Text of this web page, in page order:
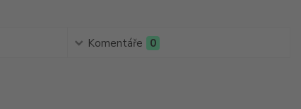
Komentáře 0